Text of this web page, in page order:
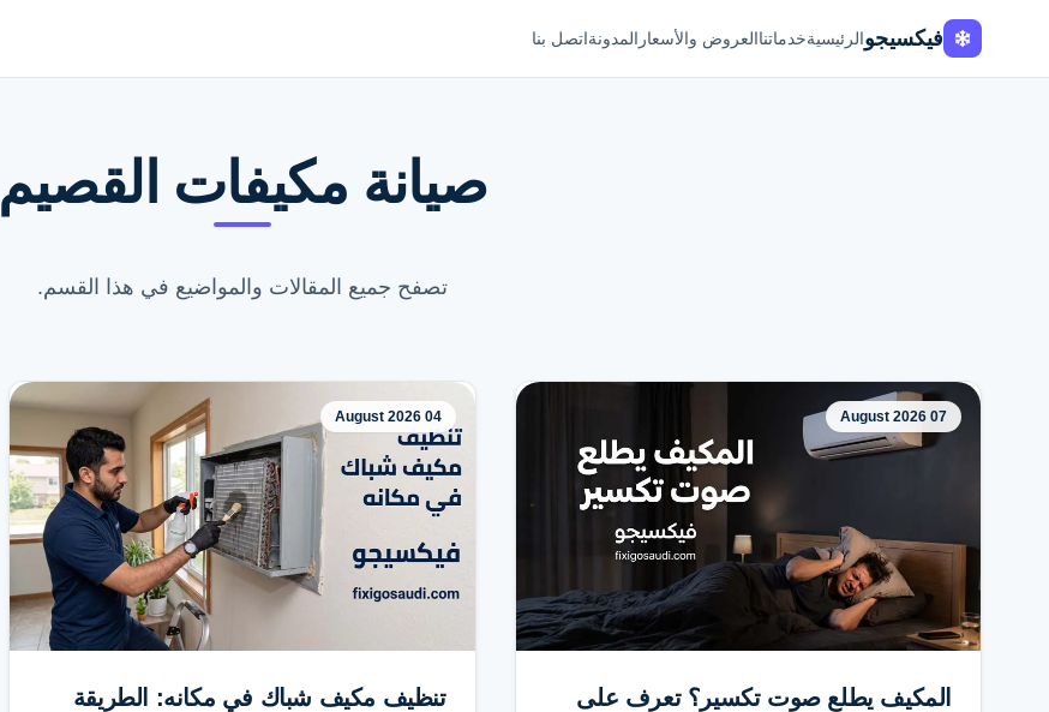
FixiGo الرئيسيةخدماتناالعروض والأسعار المدونةاتصل بنا
صيانة مكيفات القصيم
تصفح جميع المقالات والمواضيع في هذا القسم.
07 August 2026
المكيف يطلع صوت تكسير؟ تعرف على
04 August 2026
تنظيف مكيف شباك في مكانه: الطريقة